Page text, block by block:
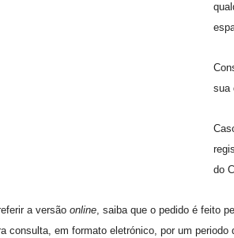
sua
do
a versão online, saiba que o pedido é feito
consulta, em formato eletrónico, por um